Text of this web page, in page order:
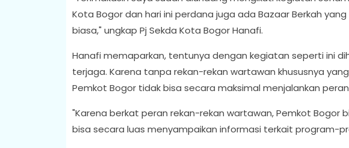
Kota Bogor dan hari ini perdana juga ada Bazaar Berkah yang
biasa," ungkap Pj Sekda Kota Bogor Hanafi.
Hanafi memaparkan, tentunya dengan kegiatan seperti ini
terjaga. Karena tanpa rekan-rekan wartawan khususnya
Pemkot Bogor tidak bisa secara maksimal menjalankan
"Karena berkat peran rekan-rekan wartawan, Pemkot Bogor
bisa secara luas menyampaikan informasi terkait program-